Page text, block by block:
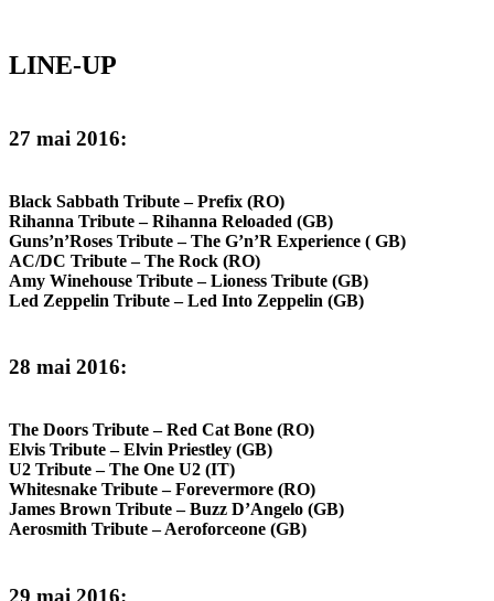
LINE-UP
27 mai 2016:
Black Sabbath Tribute – Prefix (RO)
Rihanna Tribute – Rihanna Reloaded (GB)
Guns’n’Roses Tribute – The G’n’R Experience ( GB)
AC/DC Tribute – The Rock (RO)
Amy Winehouse Tribute – Lioness Tribute (GB)
Led Zeppelin Tribute – Led Into Zeppelin (GB)
28 mai 2016:
The Doors Tribute – Red Cat Bone (RO)
Elvis Tribute – Elvin Priestley (GB)
U2 Tribute – The One U2 (IT)
Whitesnake Tribute – Forevermore (RO)
James Brown Tribute – Buzz D’Angelo (GB)
Aerosmith Tribute – Aeroforceone (GB)
29 mai 2016: